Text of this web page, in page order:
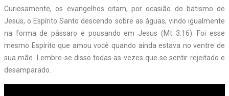
Curiosamente, os evangelhos citam, por ocasião do batismo de
Jesus, o Espírito Santo descendo sobre as águas, vindo igualmente
na forma de pássaro e pousando em Jesus (Mt 3:16). Foi esse
mesmo Espírito que amou você quando ainda estava no ventre de
sua mãe. Lembre-se disso todas as vezes que se sentir rejeitado e
desamparado.